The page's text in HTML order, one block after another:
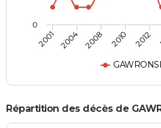
2001 2004 2008 2010 2012
0
Répartition des décès de